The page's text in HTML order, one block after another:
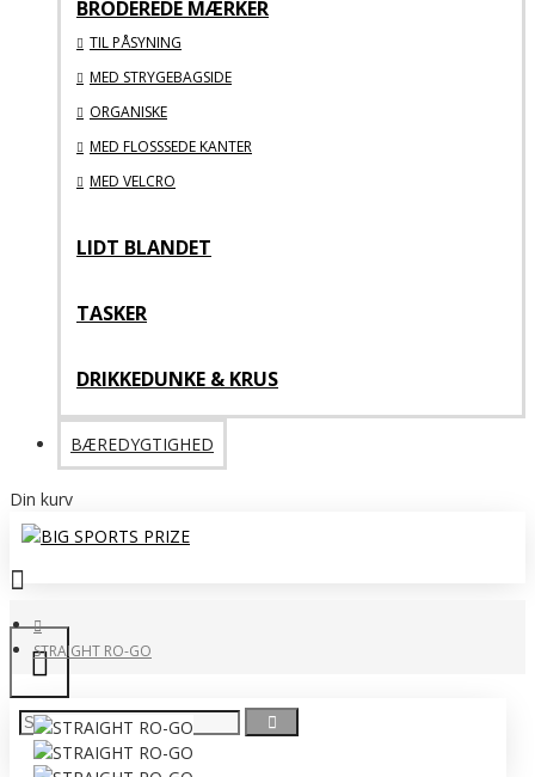
BRODEREDE MÆRKER
TIL PÅSYNING
MED STRYGEBAGSIDE
ORGANISKE
MED FLOSSSEDE KANTER
MED VELCRO
LIDT BLANDET
TASKER
DRIKKEDUNKE & KRUS
BÆREDYGTIGHED
Din kurv
STRAIGHT RO-GO